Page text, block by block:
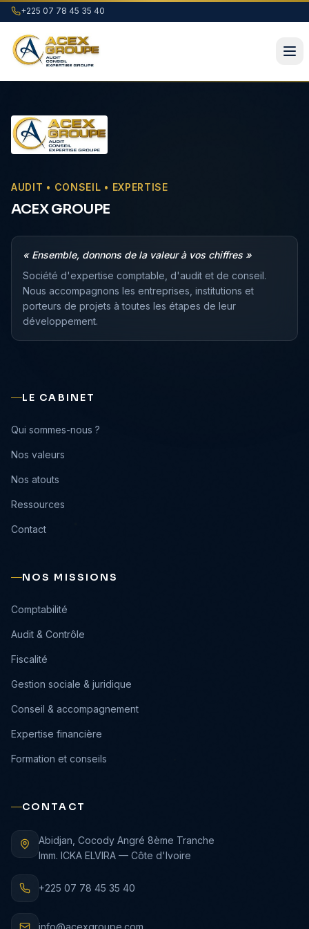
+225 07 78 45 35 40
AUDIT • CONSEIL • EXPERTISE
ACEX GROUPE
« Ensemble, donnons de la valeur à vos chiffres »
Société d'expertise comptable, d'audit et de conseil.
Nous accompagnons les entreprises, institutions et
porteurs de projets à toutes les étapes de leur
développement.
LE CABINET
›
Qui sommes-nous ?
›
Nos valeurs
›
Nos atouts
›
Ressources
›
Contact
NOS MISSIONS
›
Comptabilité
›
Audit & Contrôle
›
Fiscalité
›
Gestion sociale & juridique
›
Conseil & accompagnement
›
Expertise financière
›
Formation et conseils
CONTACT
Abidjan, Cocody Angré 8ème Tranche
Imm. ICKA ELVIRA — Côte d'Ivoire
+225 07 78 45 35 40
info@acexgroupe.com